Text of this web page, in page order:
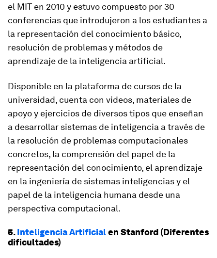
el MIT en 2010 y estuvo compuesto por 30
conferencias que introdujeron a los estudiantes a
la representación del conocimiento básico,
resolución de problemas y métodos de
aprendizaje de la inteligencia artificial.
Disponible en la plataforma de cursos de la
universidad, cuenta con videos, materiales de
apoyo y ejercicios de diversos tipos que enseñan
a desarrollar sistemas de inteligencia a través de
la resolución de problemas computacionales
concretos, la comprensión del papel de la
representación del conocimiento, el aprendizaje
en la ingeniería de sistemas inteligencias y el
papel de la inteligencia humana desde una
perspectiva computacional.
5.Inteligencia Artificialen Stanford (Diferentes
dificultades)